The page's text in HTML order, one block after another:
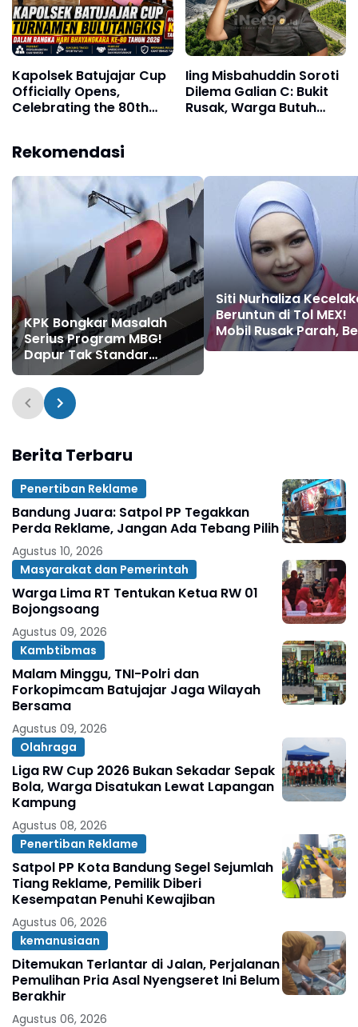
Kapolsek Batujajar Cup
Officially Opens,
Celebrating the 80th
Iing Misbahuddin Soroti
Dilema Galian C: Bukit
Rusak, Warga Butuh
Rekomendasi
KPK Bongkar Masalah
Serius Program MBG!
Dapur Tak Standar
hingga Dugaan
Keracunan Terungkap
Siti Nurhaliza
Beruntun di Tol MEX!
Mobil Rusak Parah,
Kondisinya
Berita Terbaru
Penertiban Reklame
Bandung Juara: Satpol PP Tegakkan
Perda Reklame, Jangan Ada Tebang Pilih
Agustus 10, 2026
Masyarakat dan Pemerintah
Warga Lima RT Tentukan Ketua RW 01
Bojongsoang
Agustus 09, 2026
Kambtibmas
Malam Minggu, TNI-Polri dan
Forkopimcam Batujajar Jaga Wilayah
Bersama
Agustus 09, 2026
Olahraga
Liga RW Cup 2026 Bukan Sekadar Sepak
Bola, Warga Disatukan Lewat Lapangan
Kampung
Agustus 08, 2026
Penertiban Reklame
Satpol PP Kota Bandung Segel Sejumlah
Tiang Reklame, Pemilik Diberi
Kesempatan Penuhi Kewajiban
Agustus 06, 2026
kemanusiaan
Ditemukan Terlantar di Jalan, Perjalanan
Pemulihan Pria Asal Nyengseret Ini Belum
Berakhir
Agustus 06, 2026